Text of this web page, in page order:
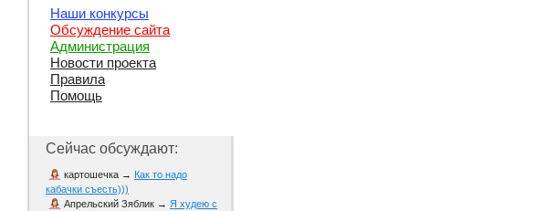
Наши конкурсы
Обсуждение сайта
Администрация
Новости проекта
Правила
Помощь
Сейчас обсуждают:
картошечка → Как то надо
кабачки съесть)))
Апрельский Зяблик → Я худею с